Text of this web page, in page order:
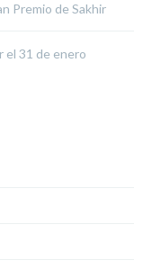
Premio de Sakhir
el 31 de enero